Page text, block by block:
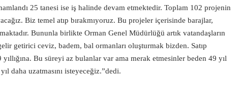
25 tanesi ise iş halinde devam etmektedir. Toplam 102 projenin
Biz temel atıp bırakmıyoruz. Bu projeler içerisinde barajlar,
Bununla birlikte Orman Genel Müdürlüğü artık vatandaşların
getirici ceviz, badem, bal ormanları oluşturmak bizden. Satıp
yıllığına. Bu süreyi az bulanlar var ama merak etmesinler beden 49 yıl
daha uzatmasını isteyeceğiz.”dedi.